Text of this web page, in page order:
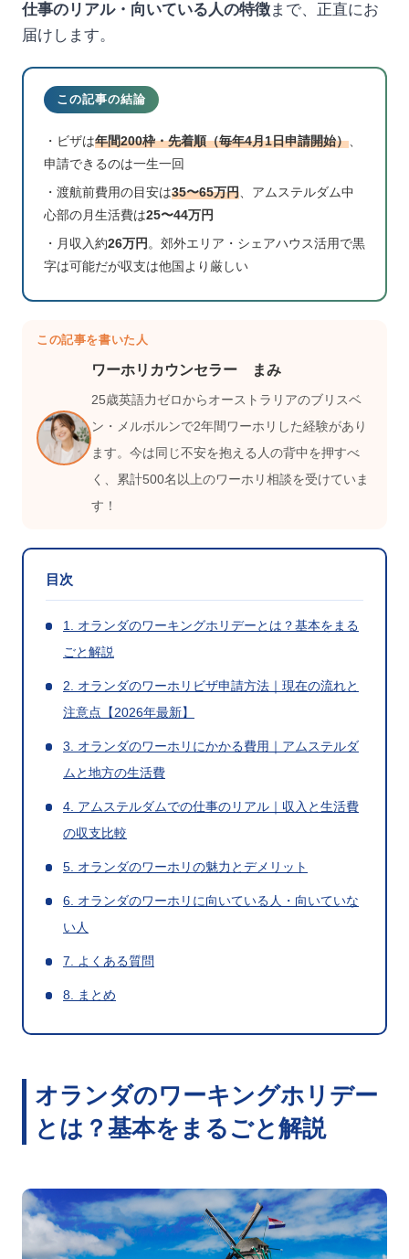
仕事のリアル・向いている人の特徴まで、正直にお
届けします。
この記事の結論
・ビザは年間200枠・先着順（毎年4月1日申請開始）、
申請できるのは一生一回
・渡航前費用の目安は35〜65万円、アムステルダム中
心部の月生活費は25〜44万円
・月収入約26万円。郊外エリア・シェアハウス活用で黒
字は可能だが収支は他国より厳しい
この記事を書いた人
ワーホリカウンセラー まみ
25歳英語力ゼロからオーストラリアのブリスベ
ン・メルボルンで2年間ワーホリした経験があり
ます。今は同じ不安を抱える人の背中を押すべ
く、累計500名以上のワーホリ相談を受けていま
す！
目次
1. オランダのワーキングホリデーとは？基本をまる
ごと解説
2. オランダのワーホリビザ申請方法｜現在の流れと
注意点【2026年最新】
3. オランダのワーホリにかかる費用｜アムステルダ
ムと地方の生活費
4. アムステルダムでの仕事のリアル｜収入と生活費
の収支比較
5. オランダのワーホリの魅力とデメリット
6. オランダのワーホリに向いている人・向いていな
い人
7. よくある質問
8. まとめ
オランダのワーキングホリデー
とは？基本をまるごと解説